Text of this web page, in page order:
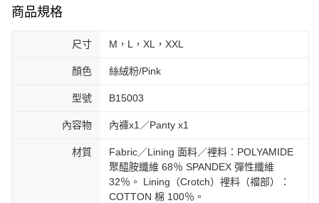
商品規格
尺寸 M，L，XL，XXL
顏色 絲絨粉/Pink
型號 B15003
內容物 內褲x1／Panty x1
材質
Fabric／Lining 面料／裡料：POLYAMIDE
聚醯胺纖維 68％ SPANDEX 彈性纖維
32％。 Lining（Crotch）裡料（襠部）：
COTTON 棉 100％。